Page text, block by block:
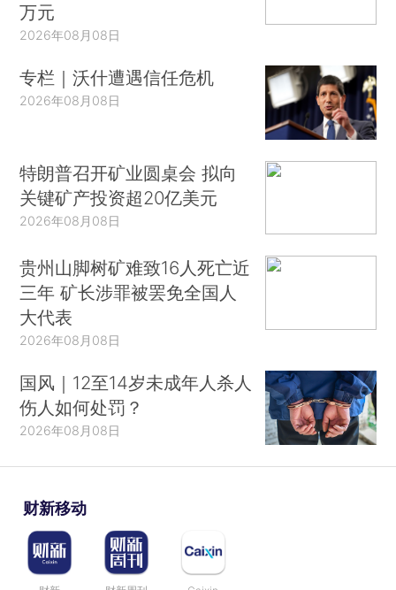
万元
2026年08月08日
专栏｜沃什遭遇信任危机
2026年08月08日
特朗普召开矿业圆桌会 拟向
关键矿产投资超20亿美元
2026年08月08日
贵州山脚树矿难致16人死亡近
三年 矿长涉罪被罢免全国人
大代表
2026年08月08日
国风｜12至14岁未成年人杀人
伤人如何处罚？
2026年08月08日
财新移动